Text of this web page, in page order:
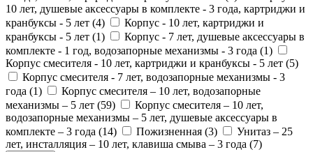
10 лет, душевые аксессуары в комплекте - 3 года, картриджи и
кранбуксы - 5 лет (4)
Корпус - 10 лет, картриджи и
кранбуксы - 5 лет (1)
Корпус - 7 лет, душевые аксессуары в
комплекте - 1 год, водозапорные механизмы - 3 года (1)
Корпус смесителя - 10 лет, картриджи и кранбуксы - 5 лет (5)
Корпус смесителя - 7 лет, водозапорные механизмы - 3
года (1)
Корпус смесителя – 10 лет, водозапорные
механизмы – 5 лет (59)
Корпус смесителя – 10 лет,
водозапорные механизмы – 5 лет, душевые аксессуары в
комплекте – 3 года (14) Пожизненная (3)
Унитаз – 25
лет, инсталляция – 10 лет, клавиша смыва – 3 года (7)